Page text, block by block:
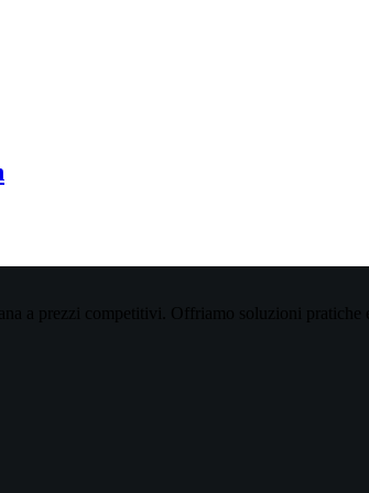
a prezzi competitivi. Offriamo soluzioni pratiche